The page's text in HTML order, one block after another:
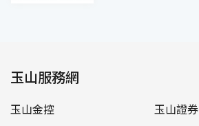
玉山服務網
玉山金控
玉山證券